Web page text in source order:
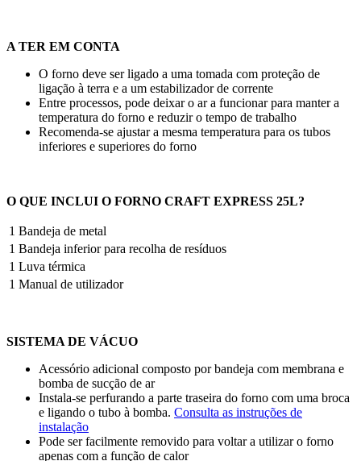
A TER EM CONTA
O forno deve ser ligado a uma tomada com proteção de
ligação à terra e a um estabilizador de corrente
Entre processos, pode deixar o ar a funcionar para manter a
temperatura do forno e reduzir o tempo de trabalho
Recomenda-se ajustar a mesma temperatura para os tubos
inferiores e superiores do forno
O QUE INCLUI O FORNO CRAFT EXPRESS 25L?
1 Bandeja de metal
1 Bandeja inferior para recolha de resíduos
1 Luva térmica
1 Manual de utilizador
SISTEMA DE VÁCUO
Acessório adicional composto por bandeja com membrana e
bomba de sucção de ar
Instala-se perfurando a parte traseira do forno com uma broca
e ligando o tubo à bomba. Consulta as instruções de
instalação
Pode ser facilmente removido para voltar a utilizar o forno
apenas com a função de calor